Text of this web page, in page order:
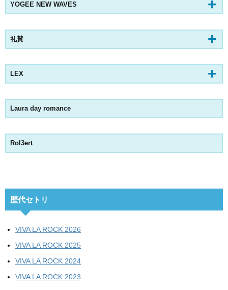
YOGEE NEW WAVES
礼賛
LEX
Laura day romance
Rol3ert
歴代セトリ
VIVA LA ROCK 2026
VIVA LA ROCK 2025
VIVA LA ROCK 2024
VIVA LA ROCK 2023